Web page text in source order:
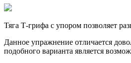
Тяга Т-грифа с упором позволяет
Данное упражнение отличается
подобного варианта является